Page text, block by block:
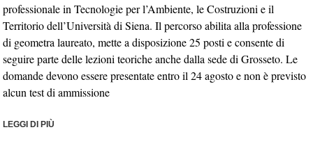
professionale in Tecnologie per l’Ambiente, le Costruzioni e il
Territorio dell’Università di Siena. Il percorso abilita alla professione
di geometra laureato, mette a disposizione 25 posti e consente di
seguire parte delle lezioni teoriche anche dalla sede di Grosseto. Le
domande devono essere presentate entro il 24 agosto e non è previsto
alcun test di ammissione
LEGGI DI PIÙ